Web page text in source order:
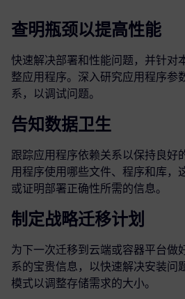
查明瓶颈以提高性能
快速解决部署和性能问题，并针对
整应用程序。深入研究应用程序参
系，以调试问题。
告知数据卫生
跟踪应用程序依赖关系以保持良好
用程序使用哪些文件、程序和库，
或证明部署正确性所需的信息。
制定战略迁移计划
为下一次迁移到云端或容器平台做
系的宝贵信息，以快速解决安装问
模式以调整存储需求的大小。